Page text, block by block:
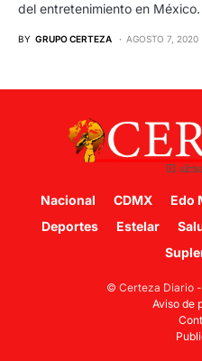
del entretenimiento en México.
BY GRUPO CERTEZA AGOSTO 7, 2020
Nacional CDMX Edo
Deportes
Estelar
© Certeza Diario
Aviso de